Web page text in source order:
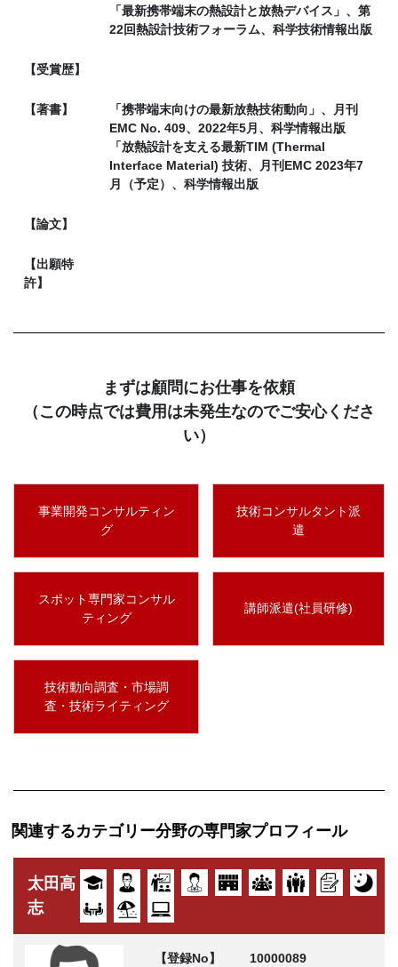
「最新携帯端末の熱設計と放熱デバイス」、第
22回熱設計技術フォーラム、科学技術情報出版
【受賞歴】
【著書】
「携帯端末向けの最新放熱技術動向」、月刊
EMC No. 409、2022年5月、科学情報出版
「放熱設計を支える最新TIM (Thermal
Interface Material) 技術、月刊EMC 2023年7
月（予定）、科学情報出版
【論文】
【出願特
許】
まずは顧問にお仕事を依頼
（この時点では費用は未発生なのでご安心くださ
い）
事業開発コンサルティン
グ
技術コンサルタント派
遣
スポット専門家コンサル
ティング
講師派遣(社員研修)
技術動向調査・市場調
査・技術ライティング
関連するカテゴリー分野の専門家プロフィール
太田高
志
【登録No】
10000089